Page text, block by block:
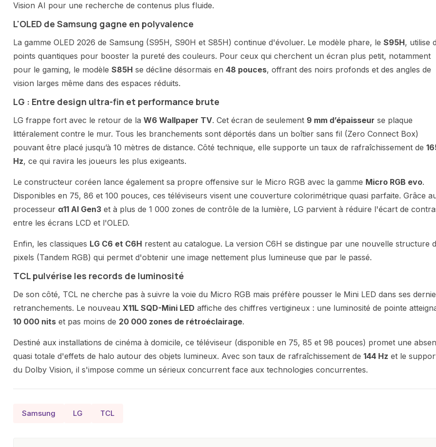
Vision AI pour une recherche de contenus plus fluide.
L'OLED de Samsung gagne en polyvalence
La gamme OLED 2026 de Samsung (S95H, S90H et S85H) continue d'évoluer. Le modèle phare, le S95H, utilise
points quantiques pour booster la pureté des couleurs. Pour ceux qui cherchent un écran plus petit, notamment
pour le gaming, le modèle S85H se décline désormais en 48 pouces, offrant des noirs profonds et des angles de
vision larges même dans des espaces réduits.
LG : Entre design ultra-fin et performance brute
LG frappe fort avec le retour de la W6 Wallpaper TV. Cet écran de seulement 9 mm d’épaisseur se plaque
littéralement contre le mur. Tous les branchements sont déportés dans un boîtier sans fil (Zero Connect Box)
pouvant être placé jusqu’à 10 mètres de distance. Côté technique, elle supporte un taux de rafraîchissement de
Hz, ce qui ravira les joueurs les plus exigeants.
Le constructeur coréen lance également sa propre offensive sur le Micro RGB avec la gamme Micro RGB evo.
Disponibles en 75, 86 et 100 pouces, ces téléviseurs visent une couverture colorimétrique quasi parfaite. Grâce
processeur α11 AI Gen3 et à plus de 1 000 zones de contrôle de la lumière, LG parvient à réduire l'écart de
entre les écrans LCD et l'OLED.
Enfin, les classiques LG C6 et C6H restent au catalogue. La version C6H se distingue par une nouvelle structure
pixels (Tandem RGB) qui permet d'obtenir une image nettement plus lumineuse que par le passé.
TCL pulvérise les records de luminosité
De son côté, TCL ne cherche pas à suivre la voie du Micro RGB mais préfère pousser le Mini LED dans ses
retranchements. Le nouveau X11L SQD-Mini LED affiche des chiffres vertigineux : une luminosité de pointe
10 000 nits et pas moins de 20 000 zones de rétroéclairage.
Destiné aux installations de cinéma à domicile, ce téléviseur (disponible en 75, 85 et 98 pouces) promet une
quasi totale d'effets de halo autour des objets lumineux. Avec son taux de rafraîchissement de 144 Hz et le
du Dolby Vision, il s'impose comme un sérieux concurrent face aux technologies concurrentes.
Samsung LG TCL